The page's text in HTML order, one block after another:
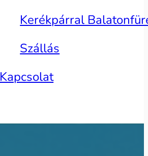
Kerékpárral
Szállás
Kapcsolat